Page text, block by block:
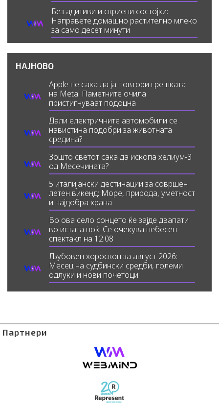
Без адитиви и скриени состојки:
Направете домашно растително млеко
за само десет минути
НАЈНОВО
Apple не сака да ја повтори грешката
на Meta: Паметните очила
пристигнуваат подоцна
Дали електричните автомобили се
навистина подобри за животната
средина?
Зошто светот сака да ископа хелиум-3
од Месечината?
5 италијански дестинации за совршен
летен викенд: Море, природа, уметност
и најдобра храна
Во ова село сонцето ќе зајде двапати
во истата ноќ: Се очекува небесен
спектакл на 12.08
Љубовен хороскоп за август 2026:
Месец на судбински средби, големи
одлуки и нови почетоци
Партнери